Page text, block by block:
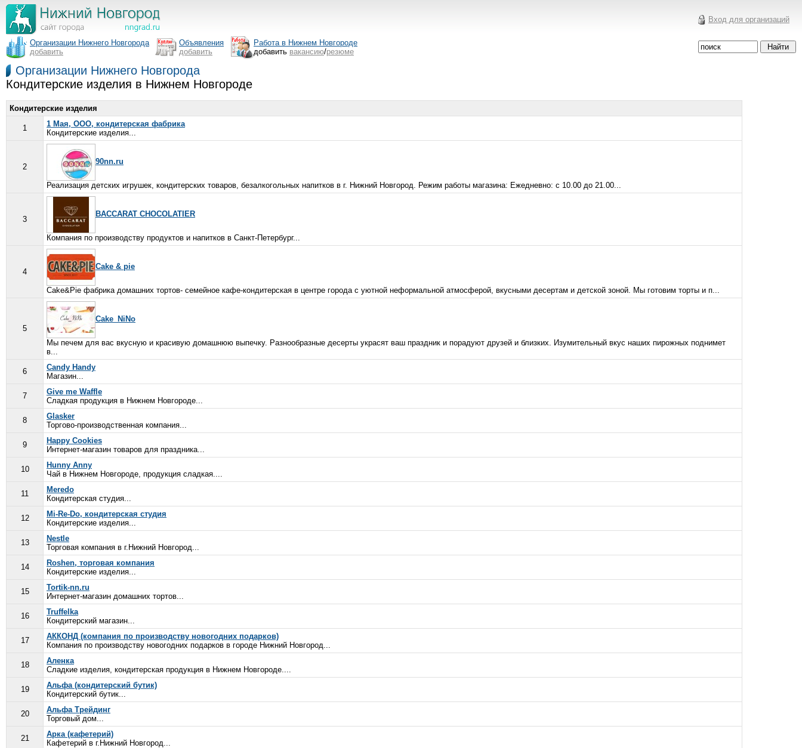
Вход для организаций
Организации Нижнего Новгорода
добавить
Объявления
добавить
Работа в Нижнем Новгороде
добавить вакансию/резюме
Организации Нижнего Новгорода
Кондитерские изделия в Нижнем Новгороде
Кондитерские изделия
1
1 Мая, ООО, кондитерская фабрика
Кондитерские изделия...
2
90nn.ru
Реализация детских игрушек, кондитерских товаров, безалкогольных напитков в г. Нижний Новгород. Режим работы магазина: Ежедневно: с 10.00 до 21.00...
3
BACCARAT CHOCOLATIER
Компания по производству продуктов и напитков в Санкт-Петербург...
4
Cake & pie
Cake&Pie фабрика домашних тортов- семейное кафе-кондитерская в центре города с уютной неформальной атмосферой, вкусными десертам и детской зоной. Мы готовим торты и п...
5
Cake_NiNo
Мы печем для вас вкусную и красивую домашнюю выпечку. Разнообразные десерты украсят ваш праздник и порадуют друзей и близких. Изумительный вкус наших пирожных поднимет
в...
6
Candy Handy
Магазин...
7
Give me Waffle
Сладкая продукция в Нижнем Новгороде...
8
Glasker
Торгово-производственная компания...
9
Happy Cookies
Интернет-магазин товаров для праздника...
10
Hunny Anny
Чай в Нижнем Новгороде, продукция сладкая....
11
Meredo
Кондитерская студия...
12
Mi-Re-Do, кондитерская студия
Кондитерские изделия...
13
Nestle
Торговая компания в г.Нижний Новгород...
14
Roshen, торговая компания
Кондитерские изделия...
15
Tortik-nn.ru
Интернет-магазин домашних тортов...
16
Truffelka
Кондитерский магазин...
17
АККОНД (компания по производству новогодних подарков)
Компания по производству новогодних подарков в городе Нижний Новгород...
18
Аленка
Сладкие изделия, кондитерская продукция в Нижнем Новгороде....
19
Альфа (кондитерский бутик)
Кондитерский бутик...
20
Альфа Трейдинг
Торговый дом...
21
Арка (кафетерий)
Кафетерий в г.Нижний Новгород...